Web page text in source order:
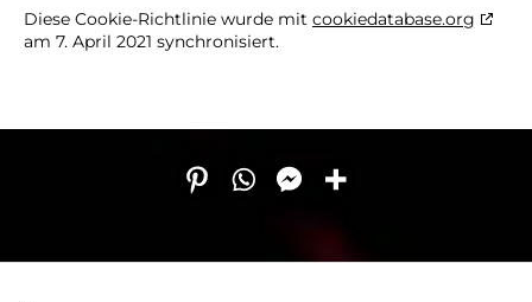
Diese Cookie-Richtlinie wurde mit cookiedatabase.org
am 7. April 2021 synchronisiert.